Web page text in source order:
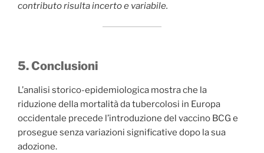
contributo risulta incerto e variabile.
5. Conclusioni
L’analisi storico-epidemiologica mostra che la
riduzione della mortalità da tubercolosi in Europa
occidentale precede l’introduzione del vaccino BCG e
prosegue senza variazioni significative dopo la sua
adozione.